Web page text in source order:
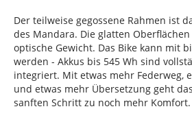
Der teilweise gegossene Rahmen ist
des Mandara. Die glatten
optische Gewicht. Das Bike kann mit
werden - Akkus bis 545 Wh sind
integriert. Mit etwas mehr Federweg,
und etwas mehr Übersetzung geht
sanften Schritt zu noch mehr Komfort.